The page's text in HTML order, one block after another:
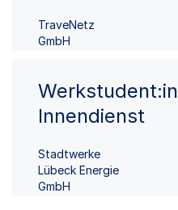
TraveNetz
GmbH
Werkstudent:in
Innendienst
Stadtwerke
Lübeck Energie
GmbH